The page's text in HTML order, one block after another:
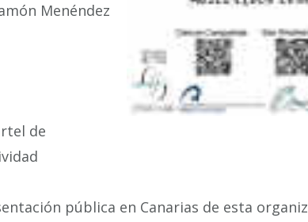
Menéndez
pública en Canarias de esta